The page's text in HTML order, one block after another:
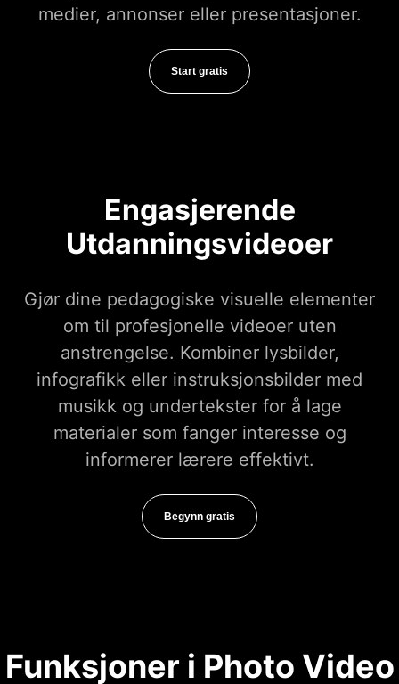
medier, annonser eller presentasjoner.
Start gratis
Engasjerende
Utdanningsvideoer
Gjør dine pedagogiske visuelle elementer
om til profesjonelle videoer uten
anstrengelse. Kombiner lysbilder,
infografikk eller instruksjonsbilder med
musikk og undertekster for å lage
materialer som fanger interesse og
informerer lærere effektivt.
Begynn gratis
Funksjoner i Photo Video